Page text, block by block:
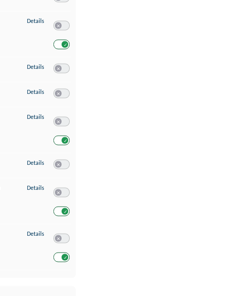
Details zu Verwendung reduzierter Daten zur Auswahl von Werbeanzeigen
Details zu Erstellung von Profilen für personalisierte Werbung
Details zu Verwendung von Profilen zur Auswahl personalisierter Werbung
Details zu Messung der Werbeleistung
Details zu Messung der Performance von Inhalten
Details zu Analyse von Zielgruppen durch Statistiken oder Kombinationen von
Details zu Entwicklung und Verbesserung der Angebote